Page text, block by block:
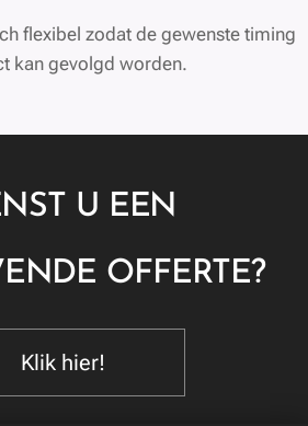
flexibel zodat de gewenste timing
kan gevolgd worden.
U EEN
OFFERTE?
Klik hier!